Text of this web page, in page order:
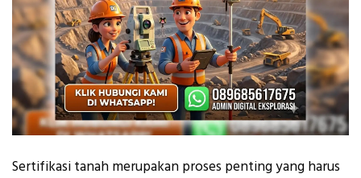
Sertifikasi tanah merupakan proses penting yang harus